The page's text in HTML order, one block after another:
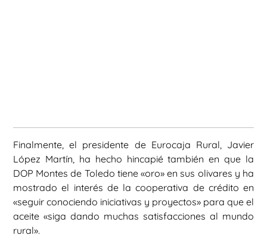
Finalmente, el presidente de Eurocaja Rural, Javier
López Martín, ha hecho hincapié también en que la
DOP Montes de Toledo tiene «oro» en sus olivares y ha
mostrado el interés de la cooperativa de crédito en
«seguir conociendo iniciativas y proyectos» para que el
aceite «siga dando muchas satisfacciones al mundo
rural».